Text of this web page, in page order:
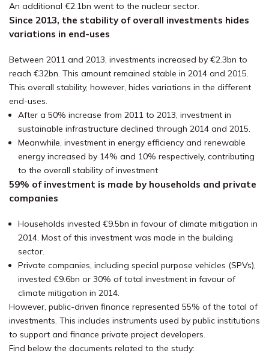
An additional €2.1bn went to the nuclear sector.
Since 2013, the stability of overall investments hides
variations in end-uses
Between 2011 and 2013, investments increased by €2.3bn to
reach €32bn. This amount remained stable in 2014 and 2015.
This overall stability, however, hides variations in the different
end-uses.
After a 50% increase from 2011 to 2013, investment in
sustainable infrastructure declined through 2014 and 2015.
Meanwhile, investment in energy efficiency and renewable
energy increased by 14% and 10% respectively, contributing
to the overall stability of investment
59% of investment is made by households and private
companies
Households invested €9.5bn in favour of climate mitigation in
2014. Most of this investment was made in the building
sector.
Private companies, including special purpose vehicles (SPVs),
invested €9.6bn or 30% of total investment in favour of
climate mitigation in 2014.
However, public-driven finance represented 55% of the total of
investments. This includes instruments used by public institutions
to support and finance private project developers.
Find below the documents related to the study: